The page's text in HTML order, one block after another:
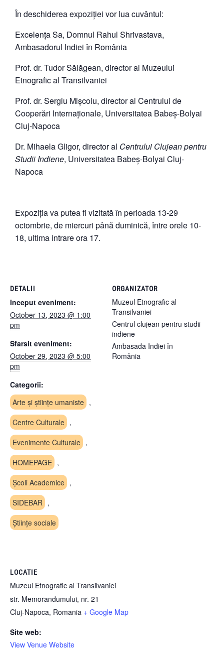
În deschiderea expoziției vor lua cuvântul:
Excelența Sa, Domnul Rahul Shrivastava,
Ambasadorul Indiei în România
Prof. dr. Tudor Sălăgean, director al Muzeului
Etnografic al Transilvaniei
Prof. dr. Sergiu Mișcoiu, director al Centrului de
Cooperări Internaționale, Universitatea Babeș-Bolyai
Cluj-Napoca
Dr. Mihaela Gligor, director al Centrului Clujean pentru
Studii Indiene, Universitatea Babeș-Bolyai Cluj-
Napoca
Expoziția va putea fi vizitată în perioada 13-29
octombrie, de miercuri până duminică, între orele 10-
18, ultima intrare ora 17.
DETALII
Inceput eveniment:
October 13, 2023 @ 1:00
pm
Sfarsit eveniment:
October 29, 2023 @ 5:00
pm
Categorii:
Arte și științe umaniste ,
Centre Culturale ,
Evenimente Culturale ,
HOMEPAGE ,
Școli Academice ,
SIDEBAR ,
Științe sociale
ORGANIZATOR
Muzeul Etnografic al
Transilvaniei
Centrul clujean pentru studii
indiene
Ambasada Indiei în
România
LOCATIE
Muzeul Etnografic al Transilvaniei
str. Memorandumului, nr. 21
Cluj-Napoca, Romania + Google Map
Site web:
View Venue Website